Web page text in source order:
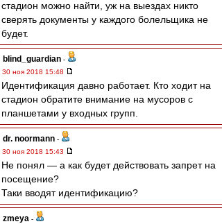
стадион можно найти, уж на выездах никто
сверять документы у каждого болельщика не
будет.
blind_guardian -
30 ноя 2018 15:48
Идентификация давно работает. Кто ходит на
стадион обратите внимание на мусоров с
планшетами у входных групп.
dr. noormann -
30 ноя 2018 15:43
Не понял — а как будет действовать запрет на
посещение?
Таки вводят идентификацию?
zmeya -